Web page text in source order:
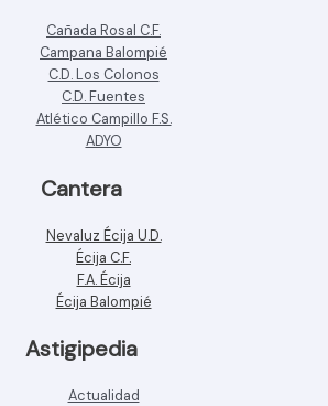
Cañada Rosal C.F.
Campana Balompié
C.D. Los Colonos
C.D. Fuentes
Atlético Campillo F.S.
ADYO
Cantera
Nevaluz Écija U.D.
Écija C.F.
F.A. Écija
Écija Balompié
Astigipedia
Actualidad